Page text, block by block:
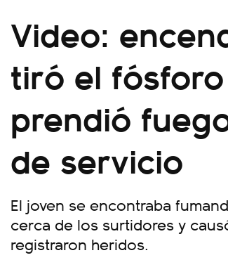
Video:
tiró el
prendió
de servicio
El joven se encontraba
cerca de los surtidores y
registraron heridos.